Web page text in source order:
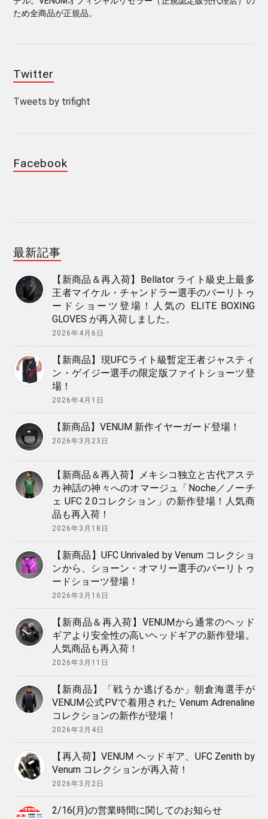
ため全商品が正規品。
Twitter
Tweets by trifight
Facebook
最新記事
【新商品＆再入荷】Bellator ライト級史上最多
王者マイケル・チャンドラー選手のバーリトゥ
ードショーツ登場！人気の ELITE BOXING
GLOVES が再入荷しました。
2026年4月6日
【新商品】現UFCライト級暫定王者ジャスティ
ン・ゲイジー選手の限定版ファイトショーツ登
場！
2026年4月1日
【新商品】VENUM 新作イヤーガード登場！
2026年3月23日
【新商品＆再入荷】メキシコ独立と古代アステ
カ神話の神々へのオマージュ「Noche／ノーチ
ェ UFC 2.0コレクション」の新作登場！人気商
品も再入荷！
2026年3月18日
【新商品】UFC Unrivaled by Venum コレクショ
ンから、ショーン・オマリー選手のバーリトゥ
ードショーツ登場！
2026年3月16日
【新商品＆再入荷】VENUMから通常のヘッド
ギアより安全性の高いヘッドギアの新作登場。
人気商品も再入荷！
2026年3月11日
【新商品】「戦うか逃げるか」朝倉海選手が
VENUM公式PVで着用された Venum Adrenaline
コレクションの新作が登場！
2026年3月4日
【再入荷】VENUM ヘッドギア、UFC Zenith by
Venum コレクションが再入荷！
2026年3月2日
2/16(月)の営業時間に関してのお知らせ